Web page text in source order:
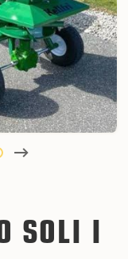
SOLI I